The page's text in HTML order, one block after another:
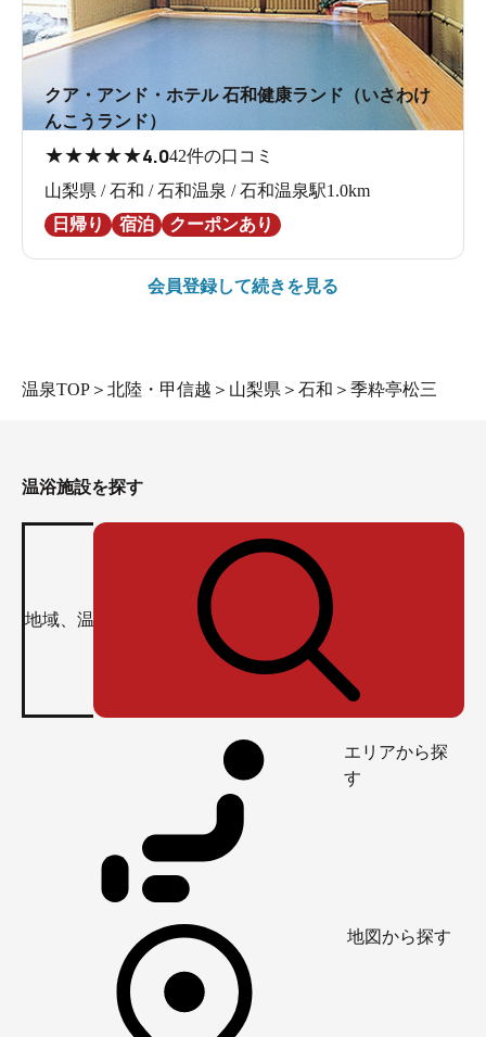
クア・アンド・ホテル 石和健康ランド（いさわけ
んこうランド）
★★★★★4.042件の口コミ
山梨県 / 石和 / 石和温泉 / 石和温泉駅1.0km
日帰り
宿泊 クーポンあり
会員登録して続きを見る
温泉TOP ＞ 北陸・甲信越 ＞ 山梨県 ＞ 石和 ＞ 季粋亭松三
温浴施設を探す
エリアから探
す
地図から探す